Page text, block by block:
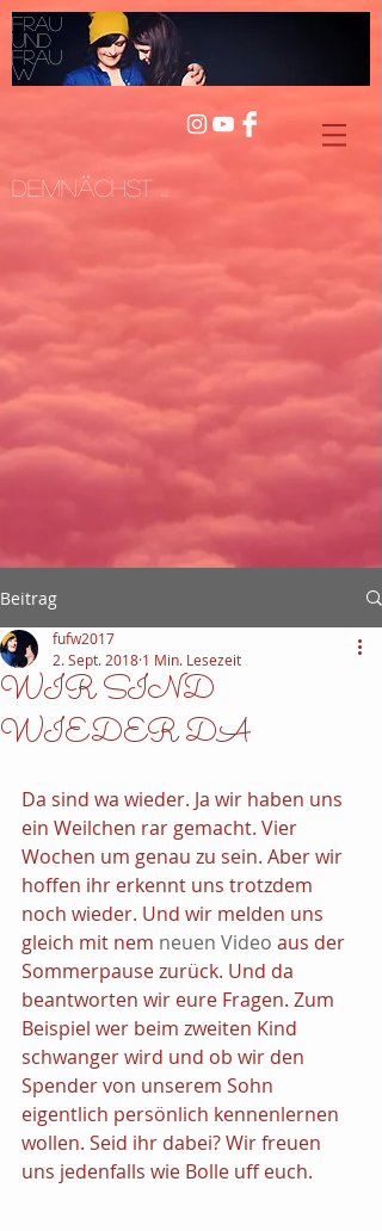
Frau
und
Frau
W
Demnächst ...
Beitrag
WIR SIND
WIEDER DA
fufw2017
2. Sept. 2018 1 Min. Lesezeit
Da sind wa wieder. Ja wir haben uns
ein Weilchen rar gemacht. Vier
Wochen um genau zu sein. Aber wir
hoffen ihr erkennt uns trotzdem
noch wieder. Und wir melden uns
gleich mit nem neuen Video aus der
Sommerpause zurück. Und da
beantworten wir eure Fragen. Zum
Beispiel wer beim zweiten Kind
schwanger wird und ob wir den
Spender von unserem Sohn
eigentlich persönlich kennenlernen
wollen. Seid ihr dabei? Wir freuen
uns jedenfalls wie Bolle uff euch.